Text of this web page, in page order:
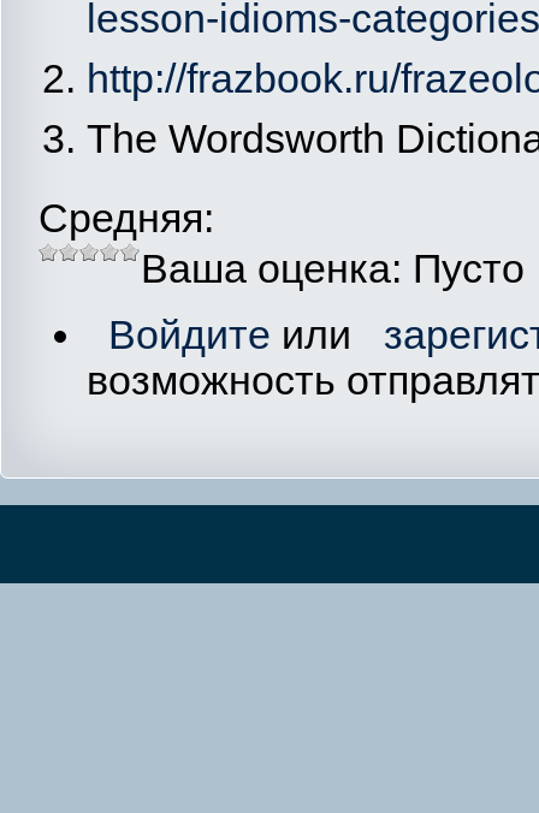
lesson-idioms-
http://frazbook.ru/
The Wordsworth
Средняя:
Ваша оценка: Пусто
Войдите или
возможность